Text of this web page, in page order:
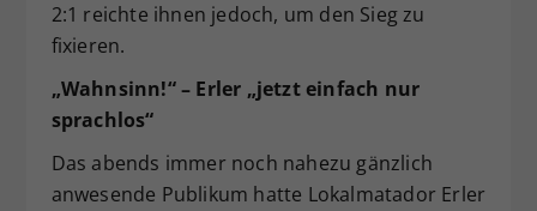
2:1 reichte ihnen jedoch, um den Sieg zu
fixieren.
„Wahnsinn!“ – Erler „jetzt einfach nur
sprachlos“
Das abends immer noch nahezu gänzlich
anwesende Publikum hatte Lokalmatador Erler